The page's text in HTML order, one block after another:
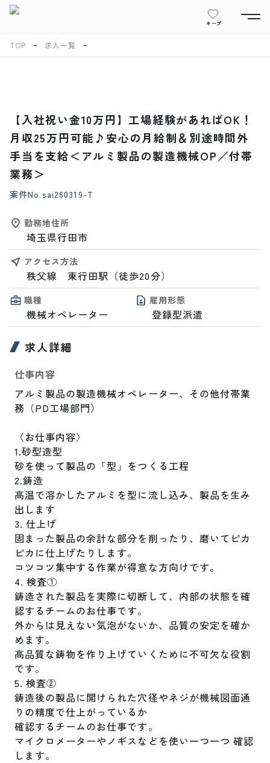
キープ
TOP 求人一覧
【入社祝い金10万円】工場経験があればOK！
月収25万円可能♪安心の月給制＆別途時間外
手当を支給＜アルミ製品の製造機械OP／付帯
業務＞
案件No.sai260319-T
勤務地住所
埼玉県行田市
アクセス方法
秩父線　東行田駅（徒歩20分）
職種
機械オペレーター
雇用形態
登録型派遣
求人詳細
仕事内容
アルミ製品の製造機械オペレーター、その他付帯業
務（PD工場部門）
〈お仕事内容〉
1.砂型造型
砂を使って製品の「型」をつくる工程
2.鋳造
高温で溶かしたアルミを型に流し込み、製品を生み
出します
3. 仕上げ
固まった製品の余計な部分を削ったり、磨いてピカ
ピカに仕上げたりします。
コツコツ集中する作業が得意な方向けです。
4. 検査①
鋳造された製品を実際に切断して、内部の状態を確
認するチームのお仕事です。
外からは見えない気泡がないか、品質の安定を確か
めます。
高品質な鋳物を作り上げていくために不可欠な役割
です。
5. 検査②
鋳造後の製品に開けられた穴径やネジが機械図面通
りの精度で仕上がっているか
確認するチームのお仕事です。
マイクロメーターやノギスなどを使い一つ一つ 確認
します。